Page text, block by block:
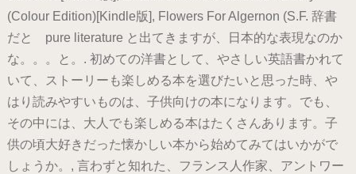
(Colour Edition)[Kindle版], Flowers For Algernon (S.F. 辞書
だと pure literature と出てきますが、日本的な表現なのか
な。。。と。. 初めての洋書として、やさしい英語書かれて
いて、ストーリーも楽しめる本を選びたいと思った時、や
はり読みやすいものは、子供向けの本になります。でも、
その中には、大人でも楽しめる本はたくさんあります。子
供の頃大好きだった懐かしい本から始めてみてはいかがで
しょうか。, 言わずと知れた、フランス人作家、アントワー